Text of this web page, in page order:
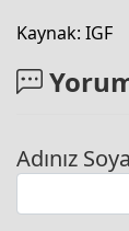
Kaynak: IGF
Adınız